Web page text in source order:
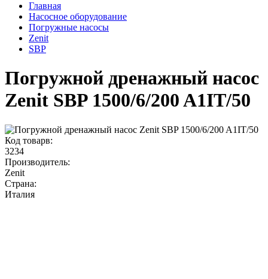
Главная
Насосное оборудование
Погружные насосы
Zenit
SBP
Погружной дренажный насос
Zenit SBP 1500/6/200 A1IT/50
Код товарв:
3234
Производитель:
Zenit
Страна:
Италия